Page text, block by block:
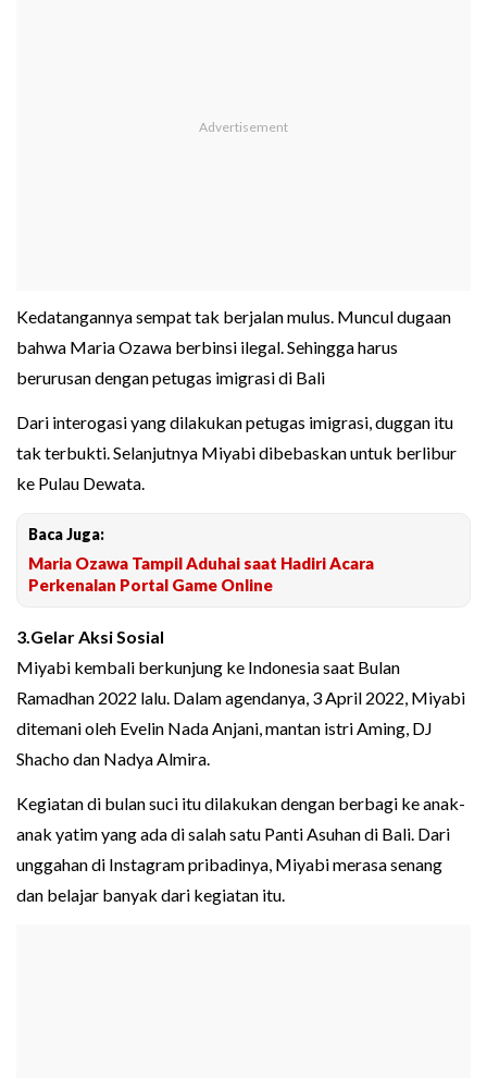
Kedatangannya sempat tak berjalan mulus. Muncul dugaan
bahwa Maria Ozawa berbinsi ilegal. Sehingga harus
berurusan dengan petugas imigrasi di Bali
Dari interogasi yang dilakukan petugas imigrasi, duggan itu
tak terbukti. Selanjutnya Miyabi dibebaskan untuk berlibur
ke Pulau Dewata.
Baca Juga:
Maria Ozawa Tampil Aduhai saat Hadiri Acara
Perkenalan Portal Game Online
3.Gelar Aksi Sosial
Miyabi kembali berkunjung ke Indonesia saat Bulan
Ramadhan 2022 lalu. Dalam agendanya, 3 April 2022, Miyabi
ditemani oleh Evelin Nada Anjani, mantan istri Aming, DJ
Shacho dan Nadya Almira.
Kegiatan di bulan suci itu dilakukan dengan berbagi ke anak-
anak yatim yang ada di salah satu Panti Asuhan di Bali. Dari
unggahan di Instagram pribadinya, Miyabi merasa senang
dan belajar banyak dari kegiatan itu.